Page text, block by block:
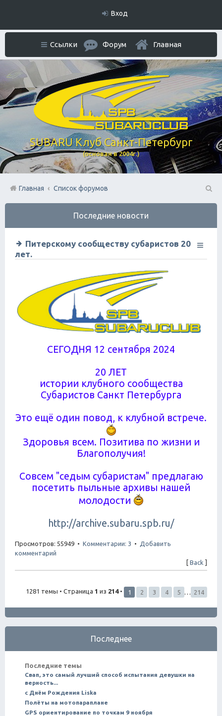
Вход
SUBARU Клуб Санкт-Петербург
(основан в 2004г.)
Ссылки Форум Главная
Главная
Список форумов
П
Последние новости
Питерскому сообществу субаристов 20
лет.
СЕГОДНЯ 12 сентября 2024
20 ЛЕТ
истории клубного сообщества
Субаристов Санкт Петербурга
Это ещё один повод, к клубной встрече.
Здоровья всем. Позитива по жизни и
Благополучия!
Совсем "седым субаристам" предлагаю
посетить пыльные архивы нашей
молодости
http://archive.subaru.spb.ru/
Просмотров: 55949 • Комментарии: 3 •
Добавить
комментарий
[ Back ]
1281 темы • Страница 1 из 214• 1 2 3 4 5 … 214
Последнее
Последние темы
Свап, это самый лучший способ испытания девушки на
верность...
с Днём Рождения Liska
Полёты на мотопараплане
GPS ориентирование по точкам 9 ноября